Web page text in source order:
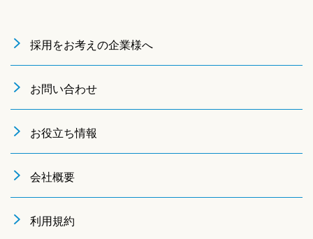
採用をお考えの企業様へ
お問い合わせ
お役立ち情報
会社概要
利用規約